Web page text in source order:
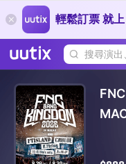
輕鬆訂票 就上
搜尋演出